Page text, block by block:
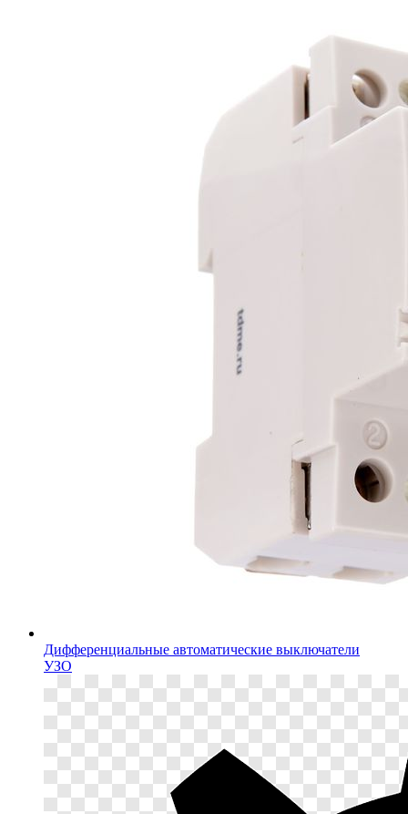
Дифференциальные автоматические выключатели
УЗО